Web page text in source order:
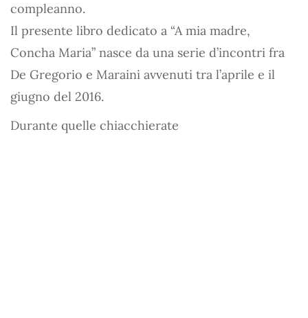
compleanno.
Il presente libro dedicato a “A mia madre,
Concha Maria” nasce da una serie d’incontri fra
De Gregorio e Maraini avvenuti tra l’aprile e il
giugno del 2016.
Durante quelle chiacchierate